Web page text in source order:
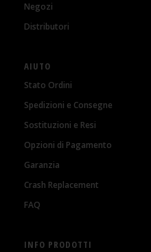
Negozi
Distributori
AIUTO
Stato Ordini
Spedizioni e Consegne
Sostituzioni e Resi
Opzioni di Pagamento
Garanzia
Crash Replacement
FAQ
INFO PRODOTTI